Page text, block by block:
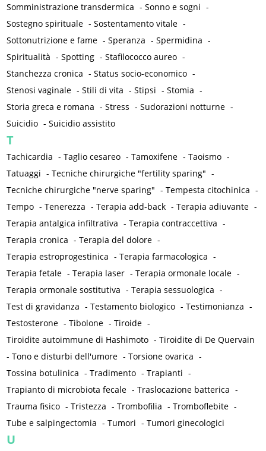
Somministrazione transdermica -Sonno e sogni -
Sostegno spirituale -Sostentamento vitale -
Sottonutrizione e fame -Speranza -Spermidina -
Spiritualità -Spotting -Stafilococco aureo -
Stanchezza cronica -Status socio-economico -
Stenosi vaginale -Stili di vita -Stipsi -Stomia -
Storia greca e romana -Stress -Sudorazioni notturne -
Suicidio -Suicidio assistito
T
Tachicardia -Taglio cesareo -Tamoxifene -Taoismo -
Tatuaggi -Tecniche chirurgiche "fertility sparing" -
Tecniche chirurgiche "nerve sparing" -Tempesta citochinica -
Tempo -Tenerezza -Terapia add-back -Terapia adiuvante -
Terapia antalgica infiltrativa -Terapia contraccettiva -
Terapia cronica -Terapia del dolore -
Terapia estroprogestinica -Terapia farmacologica -
Terapia fetale -Terapia laser -Terapia ormonale locale -
Terapia ormonale sostitutiva -Terapia sessuologica -
Test di gravidanza -Testamento biologico -Testimonianza -
Testosterone -Tibolone -Tiroide -
Tiroidite autoimmune di Hashimoto -Tiroidite di De Quervain
-Tono e disturbi dell'umore -Torsione ovarica -
Tossina botulinica -Tradimento -Trapianti -
Trapianto di microbiota fecale -Traslocazione batterica -
Trauma fisico -Tristezza -Trombofilia -Tromboflebite -
Tube e salpingectomia -Tumori -Tumori ginecologici
U